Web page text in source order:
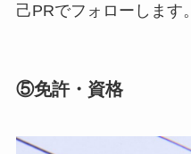
己PRでフォローします。
⑤免許・資格